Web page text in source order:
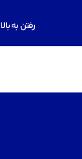
رفتن به بالا